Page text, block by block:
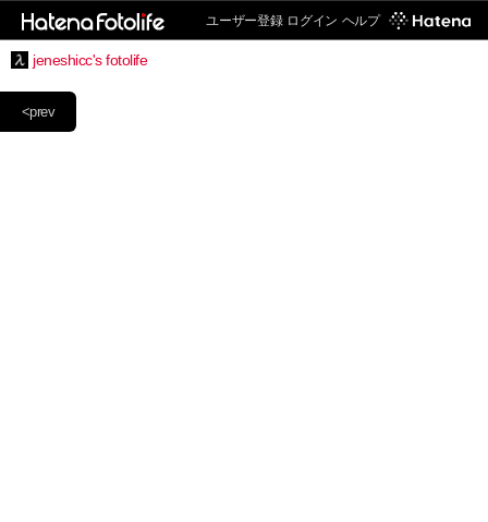
ユーザー登録 ログイン ヘルプ
jeneshicc's fotolife
<prev